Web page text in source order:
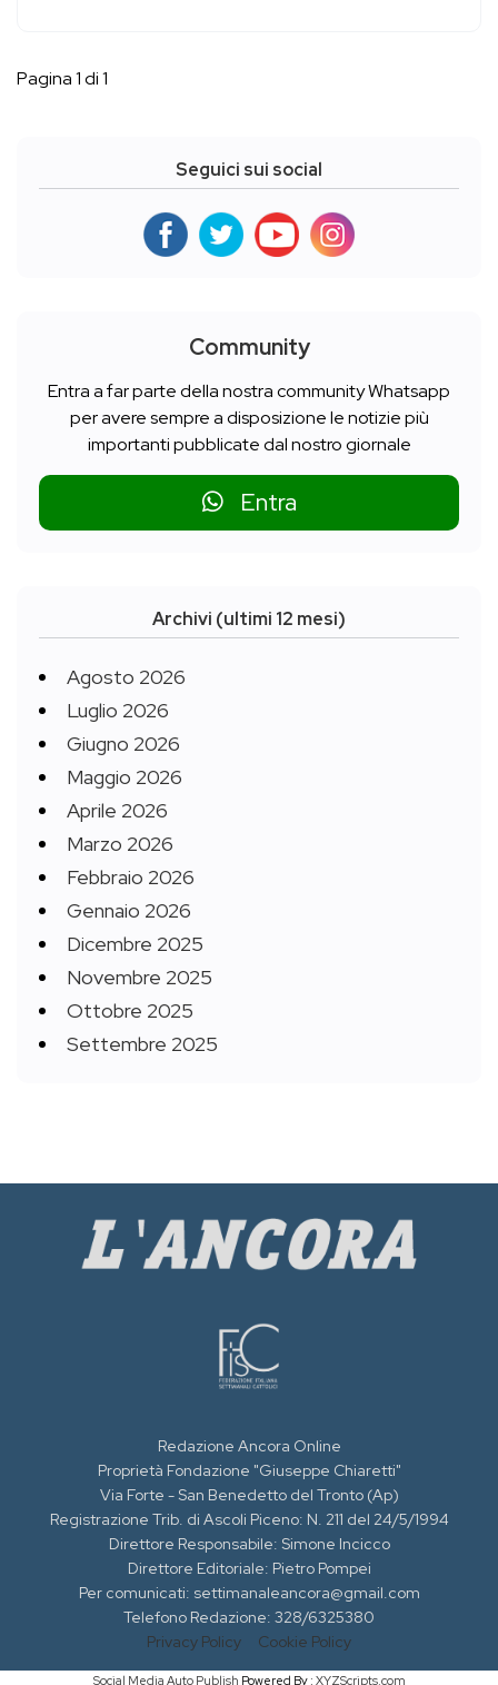
Pagina 1 di 1
Seguici sui social
Community
Entra a far parte della nostra community Whatsapp
per avere sempre a disposizione le notizie più
importanti pubblicate dal nostro giornale
Entra
Archivi (ultimi 12 mesi)
Agosto 2026
Luglio 2026
Giugno 2026
Maggio 2026
Aprile 2026
Marzo 2026
Febbraio 2026
Gennaio 2026
Dicembre 2025
Novembre 2025
Ottobre 2025
Settembre 2025
Redazione Ancora Online
Proprietà Fondazione "Giuseppe Chiaretti"
Via Forte - San Benedetto del Tronto (Ap)
Registrazione Trib. di Ascoli Piceno: N. 211 del 24/5/1994
Direttore Responsabile: Simone Incicco
Direttore Editoriale: Pietro Pompei
Per comunicati: settimanaleancora@gmail.com
Telefono Redazione: 328/6325380
Privacy Policy
Cookie Policy
Social Media Auto Publish Powered By : XYZScripts.com